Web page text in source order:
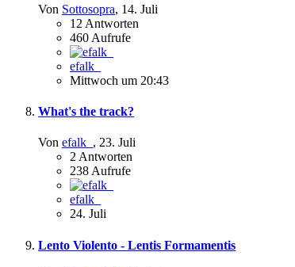
Von Sottosopra, 14. Juli
12 Antworten
460 Aufrufe
efalk_
Mittwoch um 20:43
What's the track?
Von efalk_ , 23. Juli
2Antworten
238Aufrufe
efalk_
24. Juli
Lento Violento - Lentis Formamentis